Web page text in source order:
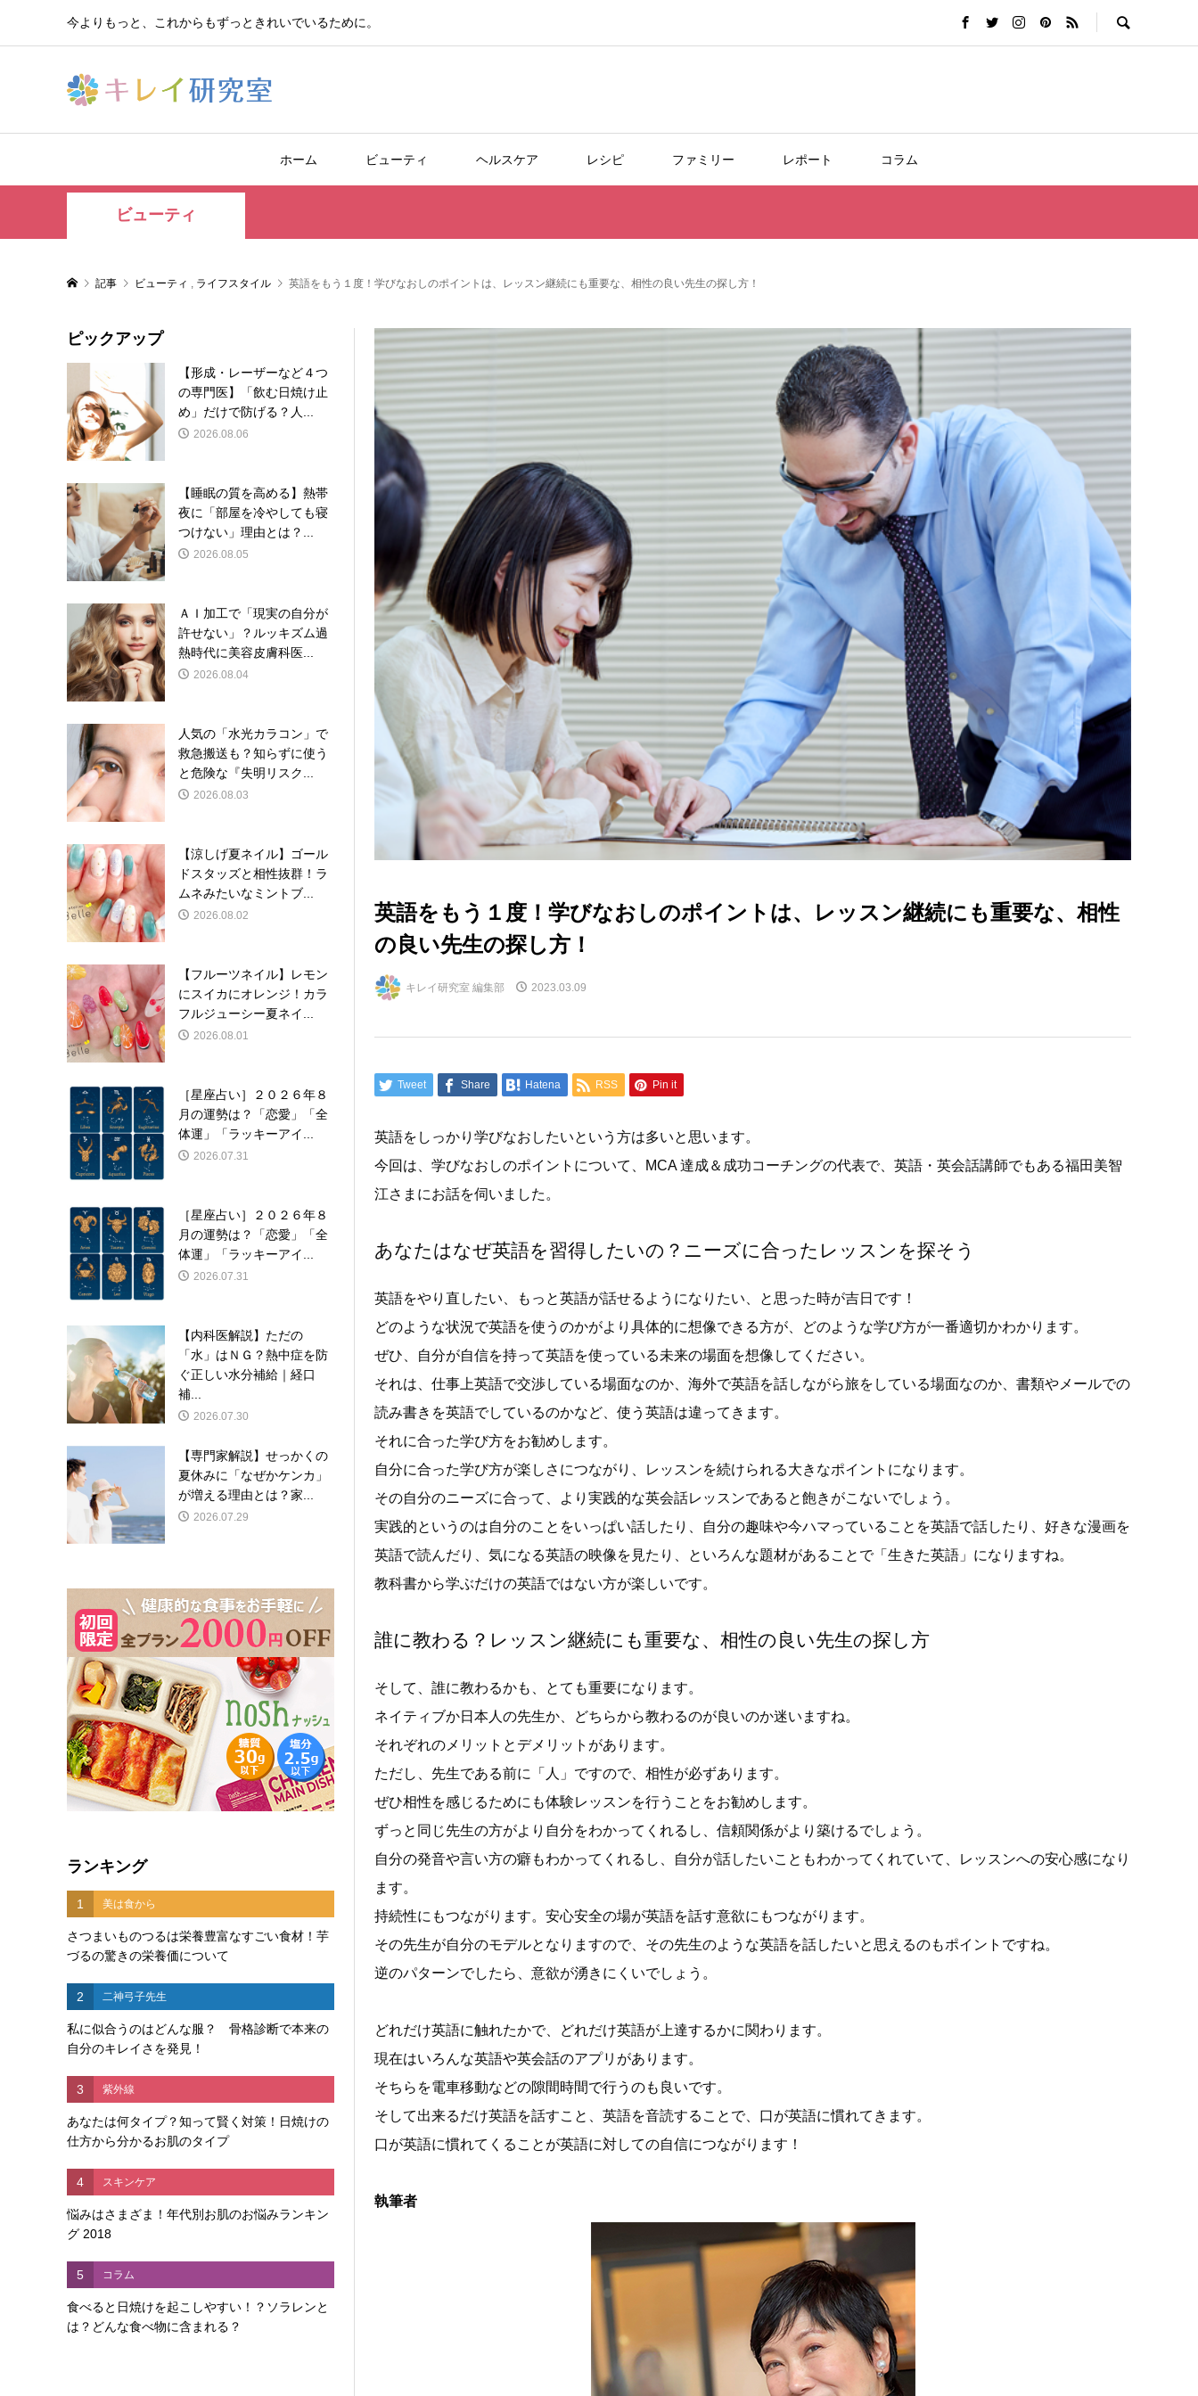
今よりもっと、これからもずっときれいでいるために。
ホーム ビューティ ヘルスケア レシピ ファミリー レポート コラム
ビューティ
記事 ビューティ ライフスタイル 英語をもう１度！学びなおしのポイントは、レッスン継続にも重要な、相性の良い先生の探し方！
英語をもう１度！学びなおしのポイントは、レッスン継続にも重要な、相性
の良い先生の探し方！
キレイ研究室 編集部 2023.03.09
Tweet Share Hatena RSS Pin it
英語をしっかり学びなおしたいという方は多いと思います。
今回は、学びなおしのポイントについて、MCA 達成＆成功コーチングの代表で、英語・英会話講師でもある福田美智
江さまにお話を伺いました。
あなたはなぜ英語を習得したいの？ニーズに合ったレッスンを探そう
英語をやり直したい、もっと英語が話せるようになりたい、と思った時が吉日です！
どのような状況で英語を使うのかがより具体的に想像できる方が、どのような学び方が一番適切かわかります。
ぜひ、自分が自信を持って英語を使っている未来の場面を想像してください。
それは、仕事上英語で交渉している場面なのか、海外で英語を話しながら旅をしている場面なのか、書類やメールでの
読み書きを英語でしているのかなど、使う英語は違ってきます。
それに合った学び方をお勧めします。
自分に合った学び方が楽しさにつながり、レッスンを続けられる大きなポイントになります。
その自分のニーズに合って、より実践的な英会話レッスンであると飽きがこないでしょう。
実践的というのは自分のことをいっぱい話したり、自分の趣味や今ハマっていることを英語で話したり、好きな漫画を
英語で読んだり、気になる英語の映像を見たり、といろんな題材があることで「生きた英語」になりますね。
教科書から学ぶだけの英語ではない方が楽しいです。
誰に教わる？レッスン継続にも重要な、相性の良い先生の探し方
そして、誰に教わるかも、とても重要になります。
ネイティブか日本人の先生か、どちらから教わるのが良いのか迷いますね。
それぞれのメリットとデメリットがあります。
ただし、先生である前に「人」ですので、相性が必ずあります。
ぜひ相性を感じるためにも体験レッスンを行うことをお勧めします。
ずっと同じ先生の方がより自分をわかってくれるし、信頼関係がより築けるでしょう。
自分の発音や言い方の癖もわかってくれるし、自分が話したいこともわかってくれていて、レッスンへの安心感になり
ます。
持続性にもつながります。安心安全の場が英語を話す意欲にもつながります。
その先生が自分のモデルとなりますので、その先生のような英語を話したいと思えるのもポイントですね。
逆のパターンでしたら、意欲が湧きにくいでしょう。
どれだけ英語に触れたかで、どれだけ英語が上達するかに関わります。
現在はいろんな英語や英会話のアプリがあります。
そちらを電車移動などの隙間時間で行うのも良いです。
そして出来るだけ英語を話すこと、英語を音読することで、口が英語に慣れてきます。
口が英語に慣れてくることが英語に対しての自信につながります！
執筆者
ピックアップ
【形成・レーザーなど４つ
の専門医】「飲む日焼け止
め」だけで防げる？人...
2026.08.06
【睡眠の質を高める】熱帯
夜に「部屋を冷やしても寝
つけない」理由とは？...
2026.08.05
ＡＩ加工で「現実の自分が
許せない」？ルッキズム過
熱時代に美容皮膚科医...
2026.08.04
人気の「水光カラコン」で
救急搬送も？知らずに使う
と危険な『失明リスク...
2026.08.03
【涼しげ夏ネイル】ゴール
ドスタッズと相性抜群！ラ
ムネみたいなミントブ...
2026.08.02
【フルーツネイル】レモン
にスイカにオレンジ！カラ
フルジューシー夏ネイ...
2026.08.01
［星座占い］２０２６年８
月の運勢は？「恋愛」「全
体運」「ラッキーアイ...
2026.07.31
［星座占い］２０２６年８
月の運勢は？「恋愛」「全
体運」「ラッキーアイ...
2026.07.31
【内科医解説】ただの
「水」はＮＧ？熱中症を防
ぐ正しい水分補給｜経口
補...
2026.07.30
【専門家解説】せっかくの
夏休みに「なぜかケンカ」
が増える理由とは？家...
2026.07.29
ランキング
1 美は食から
さつまいものつるは栄養豊富なすごい食材！芋
づるの驚きの栄養価について
2 二神弓子先生
私に似合うのはどんな服？ 骨格診断で本来の
自分のキレイさを発見！
3 紫外線
あなたは何タイプ？知って賢く対策！日焼けの
仕方から分かるお肌のタイプ
4 スキンケア
悩みはさまざま！年代別お肌のお悩みランキン
グ 2018
5 コラム
食べると日焼けを起こしやすい！？ソラレンと
は？どんな食べ物に含まれる？